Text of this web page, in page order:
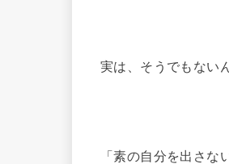
実は、そうでもない
「素の自分を出さな